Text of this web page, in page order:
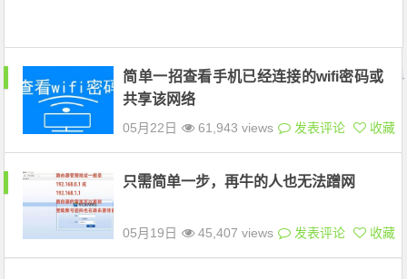
简单一招查看手机已经连接的wifi密码或
共享该网络
05月22日 61,943 views 发表评论 收藏
只需简单一步，再牛的人也无法蹭网
05月19日 45,407 views 发表评论 收藏